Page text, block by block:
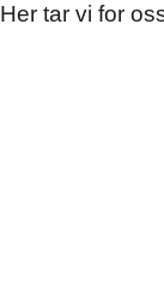
Her tar vi for